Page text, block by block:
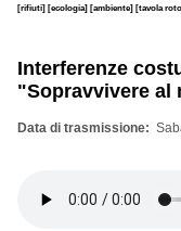
[rifiuti] [ecologia] [ambiente] [tavola
Interferenze
"Sopravvivere al
Data di trasmissione